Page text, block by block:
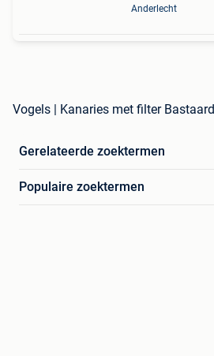
Anderlecht
Vogels | Kanaries met filter Bastaard
Gerelateerde zoektermen
Populaire zoektermen